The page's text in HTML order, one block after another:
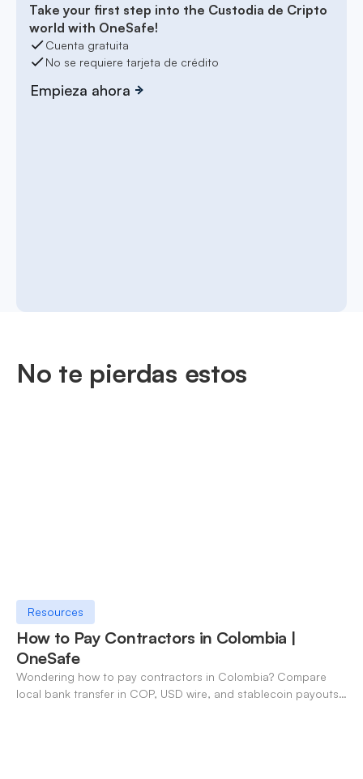
Take your first step into the Custodia de Cripto
world with OneSafe!
Cuenta gratuita
No se requiere tarjeta de crédito
Empieza ahora
No te pierdas estos
Resources
How to Pay Contractors in Colombia |
OneSafe
Wondering how to pay contractors in Colombia? Compare
local bank transfer in COP, USD wire, and stablecoin payouts.